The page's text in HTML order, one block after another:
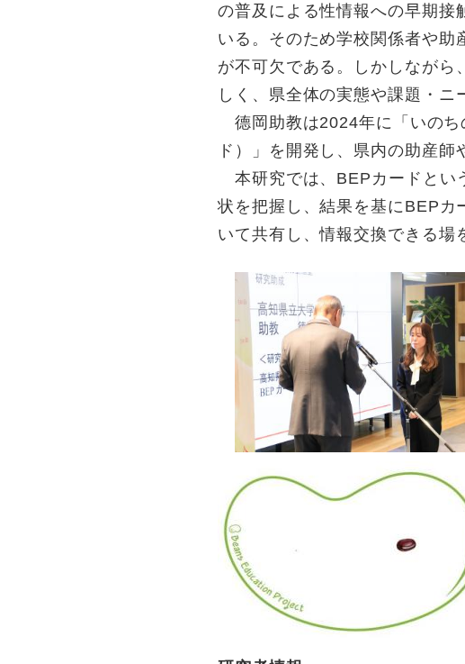
の普及による性情報への早期接
いる。そのため学校関係者や助
が不可欠である。しかしながら
しく、県全体の実態や課題・ニ
德岡助教は2024年に「いの
ド）」を開発し、県内の助産師
本研究では、BEPカードとい
状を把握し、結果を基にBEPカ
いて共有し、情報交換できる場